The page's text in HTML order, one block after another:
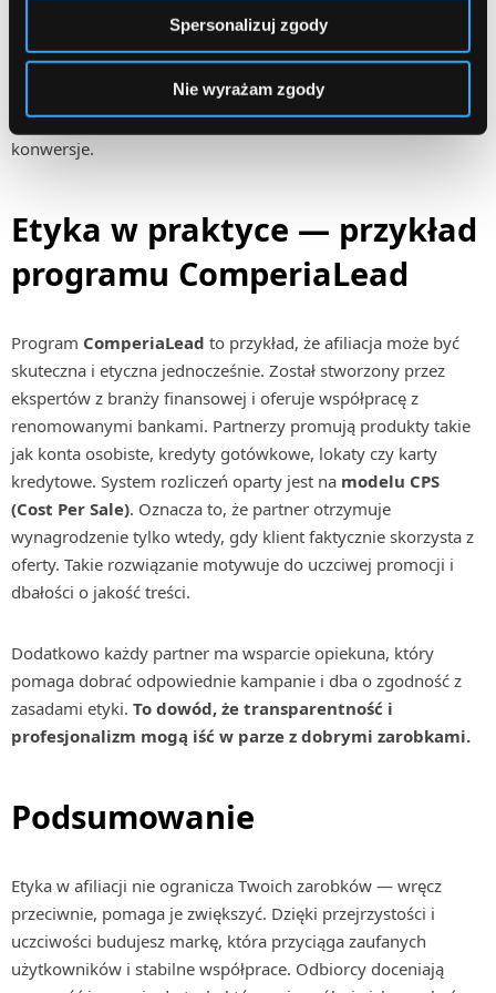
Spersonalizuj zgody
Nie wyrażam zgody
rzetelny. Zamiast pisać “najlepszy”, lepiej wskazać
konkretne zalety i ewentualne ograniczenia.
Użytkownicy szybko zauważają przesadę. Uczciwa
rekomendacja buduje zaufanie, które przekłada się na
konwersje.
Etyka w praktyce — przykład
programu ComperiaLead
Program ComperiaLead to przykład, że afiliacja może być
skuteczna i etyczna jednocześnie. Został stworzony przez
ekspertów z branży finansowej i oferuje współpracę z
renomowanymi bankami. Partnerzy promują produkty takie
jak konta osobiste, kredyty gotówkowe, lokaty czy karty
kredytowe. System rozliczeń oparty jest na modelu CPS
(Cost Per Sale). Oznacza to, że partner otrzymuje
wynagrodzenie tylko wtedy, gdy klient faktycznie skorzysta z
oferty. Takie rozwiązanie motywuje do uczciwej promocji i
dbałości o jakość treści.
Dodatkowo każdy partner ma wsparcie opiekuna, który
pomaga dobrać odpowiednie kampanie i dba o zgodność z
zasadami etyki. To dowód, że transparentność i
profesjonalizm mogą iść w parze z dobrymi zarobkami.
Podsumowanie
Etyka w afiliacji nie ogranicza Twoich zarobków — wręcz
przeciwnie, pomaga je zwiększyć. Dzięki przejrzystości i
uczciwości budujesz markę, która przyciąga zaufanych
użytkowników i stabilne współprace. Odbiorcy doceniają